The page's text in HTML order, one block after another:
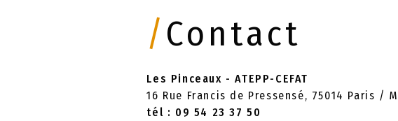
/Contact
Les Pinceaux - ATEPP-CEFAT
16 Rue Francis de Pressensé, 75014 Paris /
tél : 09 54 23 37 50